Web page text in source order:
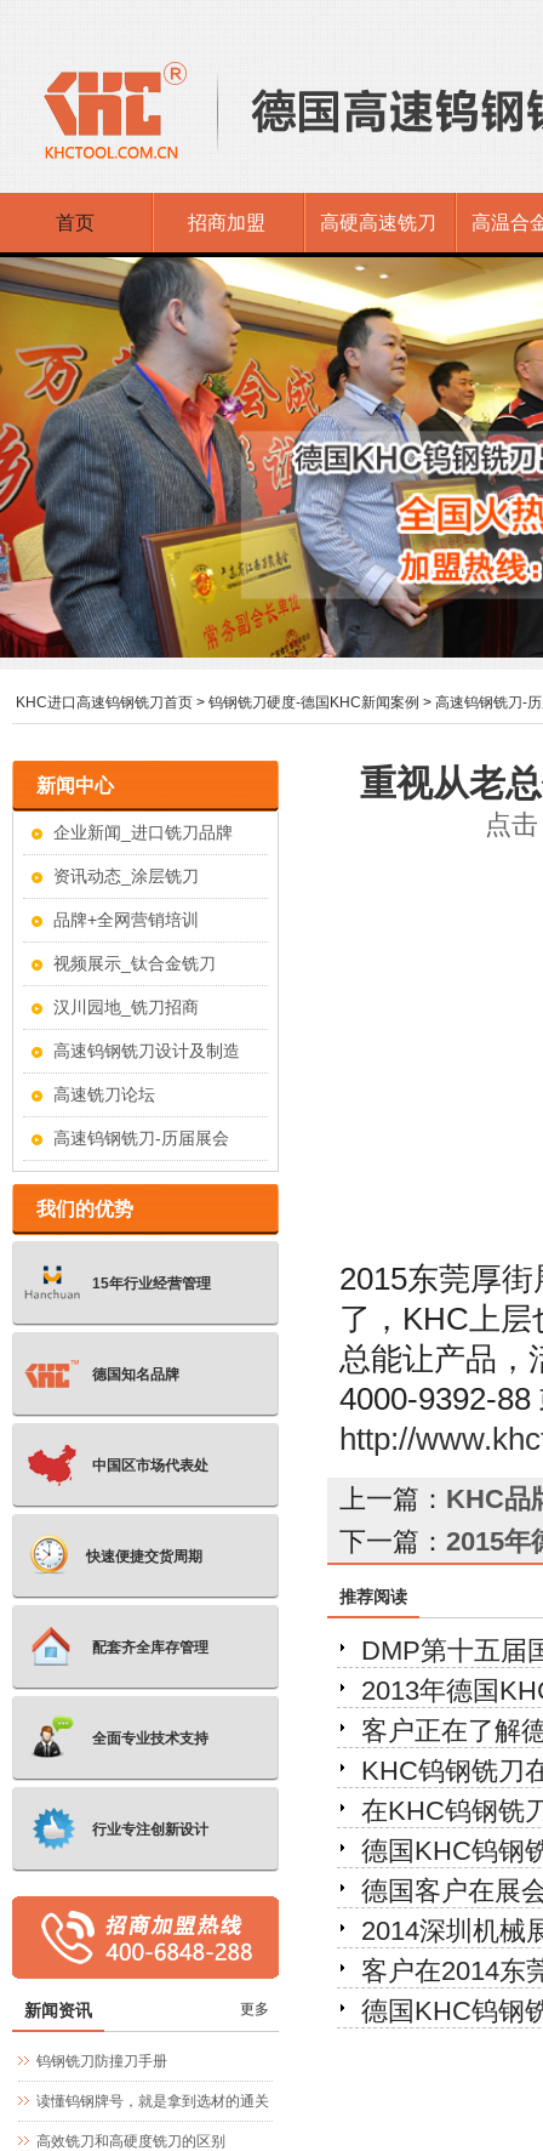
首页 招商加盟 高硬高速铣刀 高温合
KHC进口高速钨钢铣刀首页 > 钨钢铣刀硬度-德国KHC新闻案例 > 高速钨钢铣刀-
重视从老
点
2015东莞厚
了，KHC上
总能让产品，
4000-9392-88
http://
上一篇： KHC品
下一篇： 2015年
推荐阅读
DMP第十五届
2013年德国
客户正在了解
KHC钨钢铣刀
在KHC钨钢铣
德国KHC钨钢
德国客户在展
2014深圳机械
客户在2014东
德国KHC钨钢
新闻中心
企业新闻_进口铣刀品牌
资讯动态_涂层铣刀
品牌+全网营销培训
视频展示_钛合金铣刀
汉川园地_铣刀招商
高速钨钢铣刀设计及制造
高速铣刀论坛
高速钨钢铣刀-历届展会
我们的优势
15年行业经营管理
德国知名品牌
中国区市场代表处
快速便捷交货周期
配套齐全库存管理
全面专业技术支持
行业专注创新设计
新闻资讯 更多
钨钢铣刀防撞刀手册
读懂钨钢牌号，就是拿到选材的通关
文牒
高效铣刀和高硬度铣刀的区别